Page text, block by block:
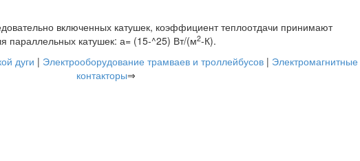
включенных катушек, коэффициент теплоотдачи принимают
параллельных катушек: а= (15-^25) Вт/(м2-К).
дуги | Электрооборудование трамваев и троллейбусов | Электромагнитные
контакторы⇒